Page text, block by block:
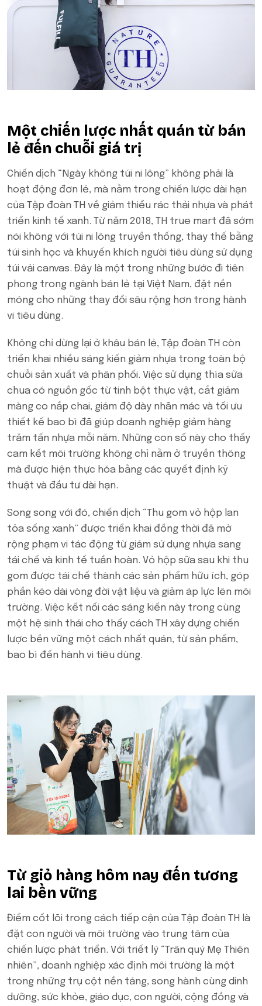
Một chiến lược nhất quán từ bán
lẻ đến chuỗi giá trị
Chiến dịch “Ngày không túi ni lông” không phải là
hoạt động đơn lẻ, mà nằm trong chiến lược dài hạn
của Tập đoàn TH về giảm thiểu rác thải nhựa và phát
triển kinh tế xanh. Từ năm 2018, TH true mart đã sớm
nói không với túi ni lông truyền thống, thay thế bằng
túi sinh học và khuyến khích người tiêu dùng sử dụng
túi vải canvas. Đây là một trong những bước đi tiên
phong trong ngành bán lẻ tại Việt Nam, đặt nền
móng cho những thay đổi sâu rộng hơn trong hành
vi tiêu dùng.
Không chỉ dừng lại ở khâu bán lẻ, Tập đoàn TH còn
triển khai nhiều sáng kiến giảm nhựa trong toàn bộ
chuỗi sản xuất và phân phối. Việc sử dụng thìa sữa
chua có nguồn gốc từ tinh bột thực vật, cắt giảm
màng co nắp chai, giảm độ dày nhãn mác và tối ưu
thiết kế bao bì đã giúp doanh nghiệp giảm hàng
trăm tấn nhựa mỗi năm. Những con số này cho thấy
cam kết môi trường không chỉ nằm ở truyền thông
mà được hiện thực hóa bằng các quyết định kỹ
thuật và đầu tư dài hạn.
Song song với đó, chiến dịch “Thu gom vỏ hộp lan
tỏa sống xanh” được triển khai đồng thời đã mở
rộng phạm vi tác động từ giảm sử dụng nhựa sang
tái chế và kinh tế tuần hoàn. Vỏ hộp sữa sau khi thu
gom được tái chế thành các sản phẩm hữu ích, góp
phần kéo dài vòng đời vật liệu và giảm áp lực lên môi
trường. Việc kết nối các sáng kiến này trong cùng
một hệ sinh thái cho thấy cách TH xây dựng chiến
lược bền vững một cách nhất quán, từ sản phẩm,
bao bì đến hành vi tiêu dùng.
Từ giỏ hàng hôm nay đến tương
lai bền vững
Điểm cốt lõi trong cách tiếp cận của Tập đoàn TH là
đặt con người và môi trường vào trung tâm của
chiến lược phát triển. Với triết lý “Trân quý Mẹ Thiên
nhiên”, doanh nghiệp xác định môi trường là một
trong những trụ cột nền tảng, song hành cùng dinh
dưỡng, sức khỏe, giáo dục, con người, cộng đồng và